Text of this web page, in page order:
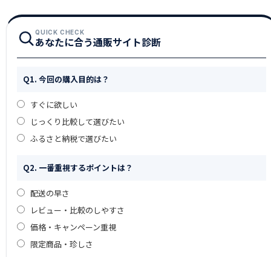
QUICK CHECK
あなたに合う通販サイト診断
Q1. 今回の購入目的は？
すぐに欲しい
じっくり比較して選びたい
ふるさと納税で選びたい
Q2. 一番重視するポイントは？
配送の早さ
レビュー・比較のしやすさ
価格・キャンペーン重視
限定商品・珍しさ